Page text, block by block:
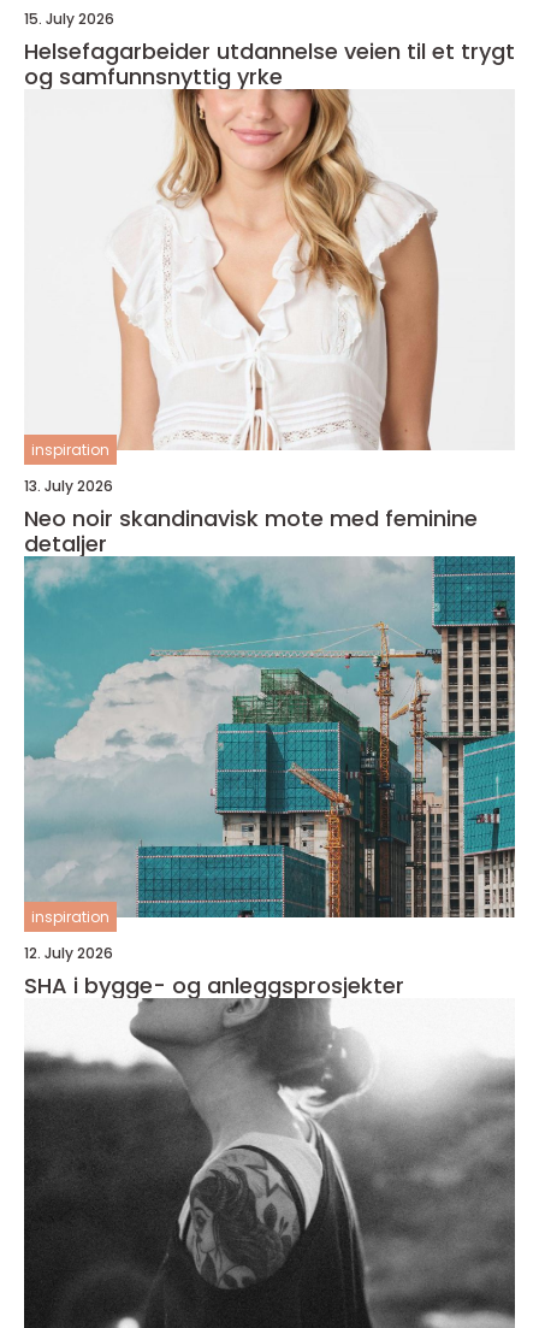
15. July 2026
Helsefagarbeider utdannelse veien til et trygt
og samfunnsnyttig yrke
inspiration
13. July 2026
Neo noir skandinavisk mote med feminine
detaljer
inspiration
12. July 2026
SHA i bygge- og anleggsprosjekter